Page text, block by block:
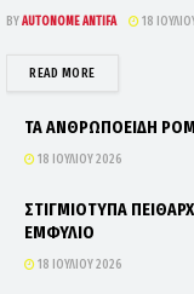
BYAUTONOME ANTIFA 18
READ MOREDETAILS
ΤΑ ΑΝΘΡΩΠΟΕΙΔΗ
18 ΙΟΥΛΊΟΥ 2026
ΣΤΙΓΜΙΟΤΥΠΑ
ΕΜΦΥΛΙΟ
18 ΙΟΥΛΊΟΥ 2026